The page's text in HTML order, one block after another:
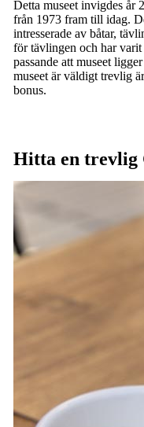
Detta museet invigdes år
från 1973 fram till idag.
intresserade av båtar,
för tävlingen och har varit
passande att museet
museet är väldigt trevlig
bonus.
Hitta en trevlig